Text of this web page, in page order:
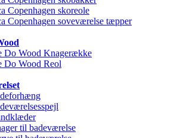
Copenhagen skoreole
Copenhagen soveværelse tæpper
Do Wood Knagerække
Do Wood Reol
til badeværelse